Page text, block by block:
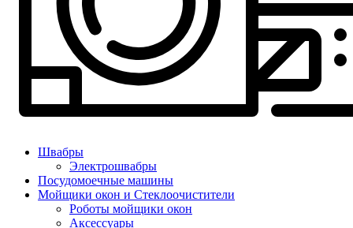
Швабры
Электрошвабры
Посудомоечные машины
Мойщики окон и Стеклоочистители
Роботы мойщики окон
Аксессуары